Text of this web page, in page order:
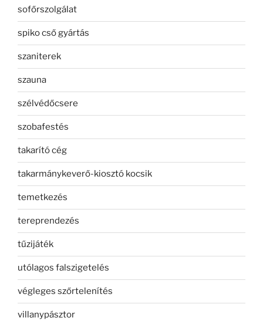
sofőrszolgálat
spiko cső gyártás
szaniterek
szauna
szélvédőcsere
szobafestés
takarító cég
takarmánykeverő-kiosztó kocsik
temetkezés
tereprendezés
tűzijáték
utólagos falszigetelés
végleges szőrtelenítés
villanypásztor